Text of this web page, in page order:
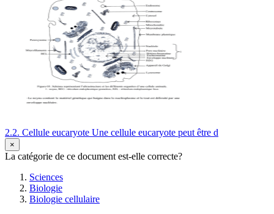
2.2. Cellule eucaryote Une cellule eucaryote peut être d
×
La catégorie de ce document est-elle correcte?
Sciences
Biologie
Biologie cellulaire